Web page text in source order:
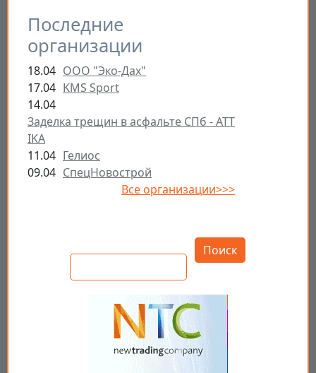
Последние
организации
18.04 ООО "Эко-Дах"
17.04 KMS Sport
14.04
Заделка трещин в асфальте СПб - ATT
IKA
11.04 Гелиос
09.04 СпецНовострой
Все организации>>>